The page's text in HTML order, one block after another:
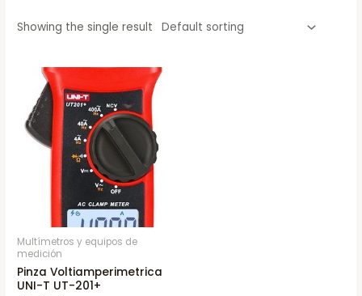
Showing the single result
Multímetros y equipos de
medición
Pinza Voltiamperimetrica
UNI-T UT-201+